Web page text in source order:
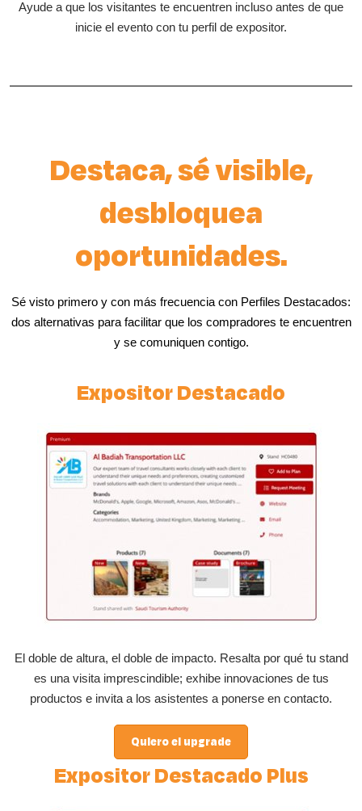
Ayude a que los visitantes te encuentren incluso antes de que
inicie el evento con tu perfil de expositor.
Destaca, sé visible,
desbloquea
oportunidades.
Sé visto primero y con más frecuencia con Perfiles Destacados:
dos alternativas para facilitar que los compradores te encuentren
y se comuniquen contigo.
Expositor Destacado
El doble de altura, el doble de impacto. Resalta por qué tu stand
es una visita imprescindible; exhibe innovaciones de tus
productos e invita a los asistentes a ponerse en contacto.
Quiero el upgrade
Expositor Destacado Plus